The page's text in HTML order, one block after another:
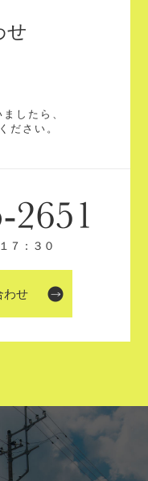
せ
したら、
ださい。
７：３０
わせ